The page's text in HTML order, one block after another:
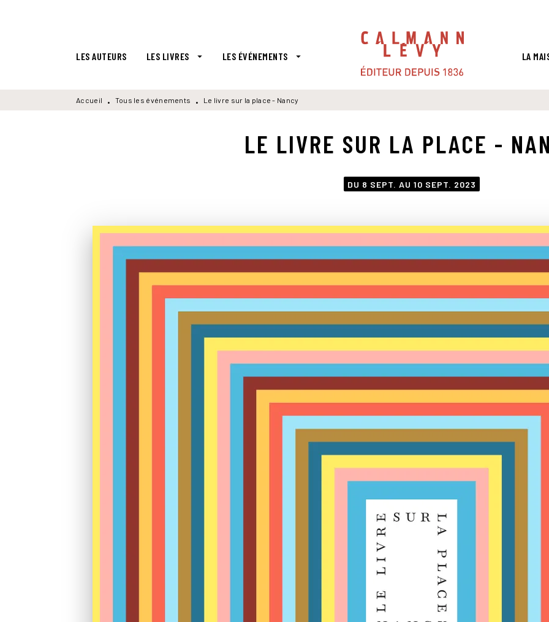
LES AUTEURS LES LIVRES arrow_drop_down LES ÉVÉNEMENTS arrow_drop_down LA
Accueil • Tous les événements • Le livre sur la place - Nancy
LE LIVRE SUR LA PLACE -
DU 8 SEPT. AU 10 SEPT. 2023